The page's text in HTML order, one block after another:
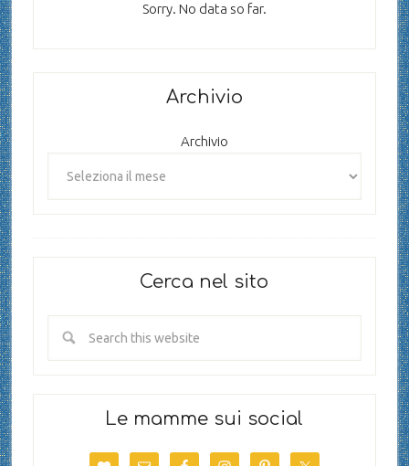
Sorry. No data so far.
Archivio
Archivio
Cerca nel sito
Le mamme sui social